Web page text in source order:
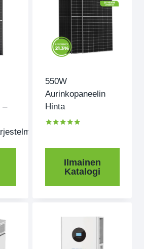
–
550W
Aurinkopaneelin
Hinta
ulos 5
Ilmainen
Katalogi